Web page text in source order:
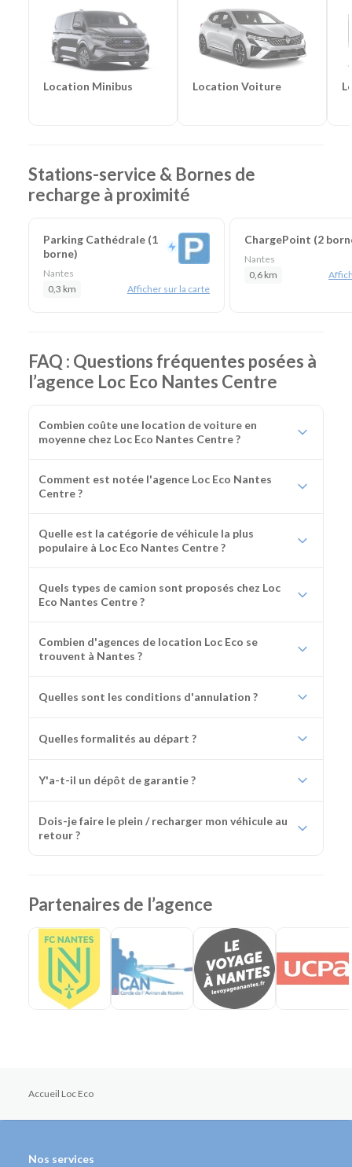
Frigorifiques- Véhicules de société-Camions de
chantier
Catégories de vélos :
Vélos cargo longtail
Location Minibus Location Voiture
Stations-service & Bornes de
recharge à proximité
Parking Cathédrale (1
borne)
Nantes
0,3 km
Afficher sur la carte
ChargePoint (2
Nantes
0,6 km
FAQ : Questions fréquentes posées à
l’agence Loc Eco Nantes Centre
Combien coûte une location de voiture en
moyenne chez Loc Eco Nantes Centre ?
Comment est notée l'agence Loc Eco Nantes
Centre ?
Quelle est la catégorie de véhicule la plus
populaire à Loc Eco Nantes Centre ?
Quels types de camion sont proposés chez Loc
Eco Nantes Centre ?
Combien d'agences de location Loc Eco se
trouvent à Nantes ?
Quelles sont les conditions d'annulation ?
Quelles formalités au départ ?
Y'a-t-il un dépôt de garantie ?
Dois-je faire le plein / recharger mon véhicule au
retour ?
Partenaires de l’agence
Accueil Loc Eco
Nos services